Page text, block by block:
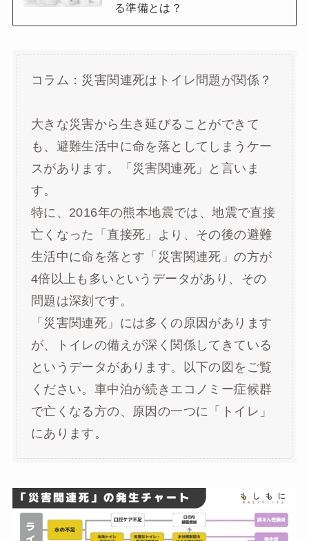
る準備とは？
コラム：災害関連死はトイレ問題が関係？
大きな災害から生き延びることができて
も、避難生活中に命を落としてしまうケー
スがあります。「災害関連死」と言いま
す。
特に、2016年の熊本地震では、地震で直接
亡くなった「直接死」より、その後の避難
生活中に命を落とす「災害関連死」の方が
4倍以上も多いというデータがあり、その
問題は深刻です。
「災害関連死」には多くの原因があります
が、トイレの備えが深く関係してきている
というデータがあります。以下の図をご覧
ください。車中泊が続きエコノミー症候群
で亡くなる方の、原因の一つに「トイレ」
にあります。